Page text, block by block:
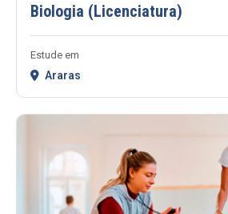
Biologia (Licenciatura)
Estude em
Araras